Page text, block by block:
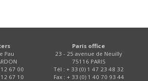
Pau
67 00
67 10
Paris office
23 - 25 avenue de Neuilly
75116 PARIS
Tél : + 33 (0) 1 47 23 48 32
Fax : + 33 (0) 1 40 70 93 44